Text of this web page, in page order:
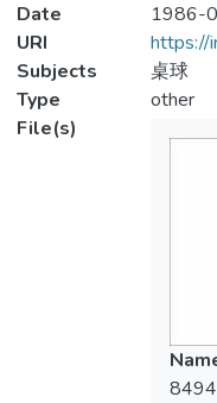
Date
1986-
URI
https://
Subjects
桌球
Type
other
File(s)